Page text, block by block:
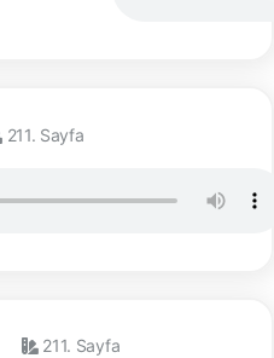
211. Sayfa
211. Sayfa